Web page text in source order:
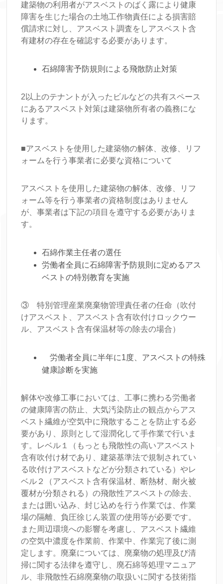
建築物の利用者がアスベストのばく露により健康
障害を生じた場合の土地工作物責任による損害賠
償請求に対し、アスベスト調査をしアスベスト含
有建材の存在を確認する必要があります。
石綿障害予防規則による飛散防止対策
2以上のテナントが入ったビルなどの共有スペース
にあるアスベスト対策は建築物所有者の義務にな
ります。
■アスベストを使用した建築物の解体、改修、リフ
ォームを行う事業者に必要な資格について
アスベストを使用した建築物の解体、改修、リフ
ォーム等を行う事業者の資格制度はありません
が、事業者は下記の項目を遵守する必要がありま
す。
石綿作業主任者の選任
労働者全員に石綿障害予防規則に定めるアス
ベストの特別教育を実施
③ 特別管理産業廃棄物管理責任者の任命（吹付
けアスベスト、アスベスト含有吹付けロックウー
ル、アスベスト含有保温材等の除去の場合）
労働者全員に半年に1度、アスベストの特殊
健康診断を実施
解体や改修工事においては、工事に携わる労働者
の健康障害の防止、大気汚染防止の観点からアス
ベスト繊維が空気中に飛散することを防止する必
要があり、原則として湿潤化して手作業で行いま
す。レベル１（もっとも飛散性の高いアスベスト
含有吹付け材であり、建築基準法で規制されてい
る吹付けアスベストなどが分類されている）やレ
ベル２（アスベスト含有保温材、断熱材、耐火被
覆材が分類される）の飛散性アスベストの除去、
または囲い込み、封じ込めを行う作業では、作業
場の隔離、負圧徐じん装置の使用等が必要です。
また周辺環境への影響を考慮し、アスベスト繊維
の空気中濃度を作業前、作業中、作業完了後に測
定します。廃棄については、廃棄物の処理及び清
掃に関する法律を遵守し、廃石綿等処理マニュア
ル、非飛散性石綿廃棄物の取扱いに関する技術指